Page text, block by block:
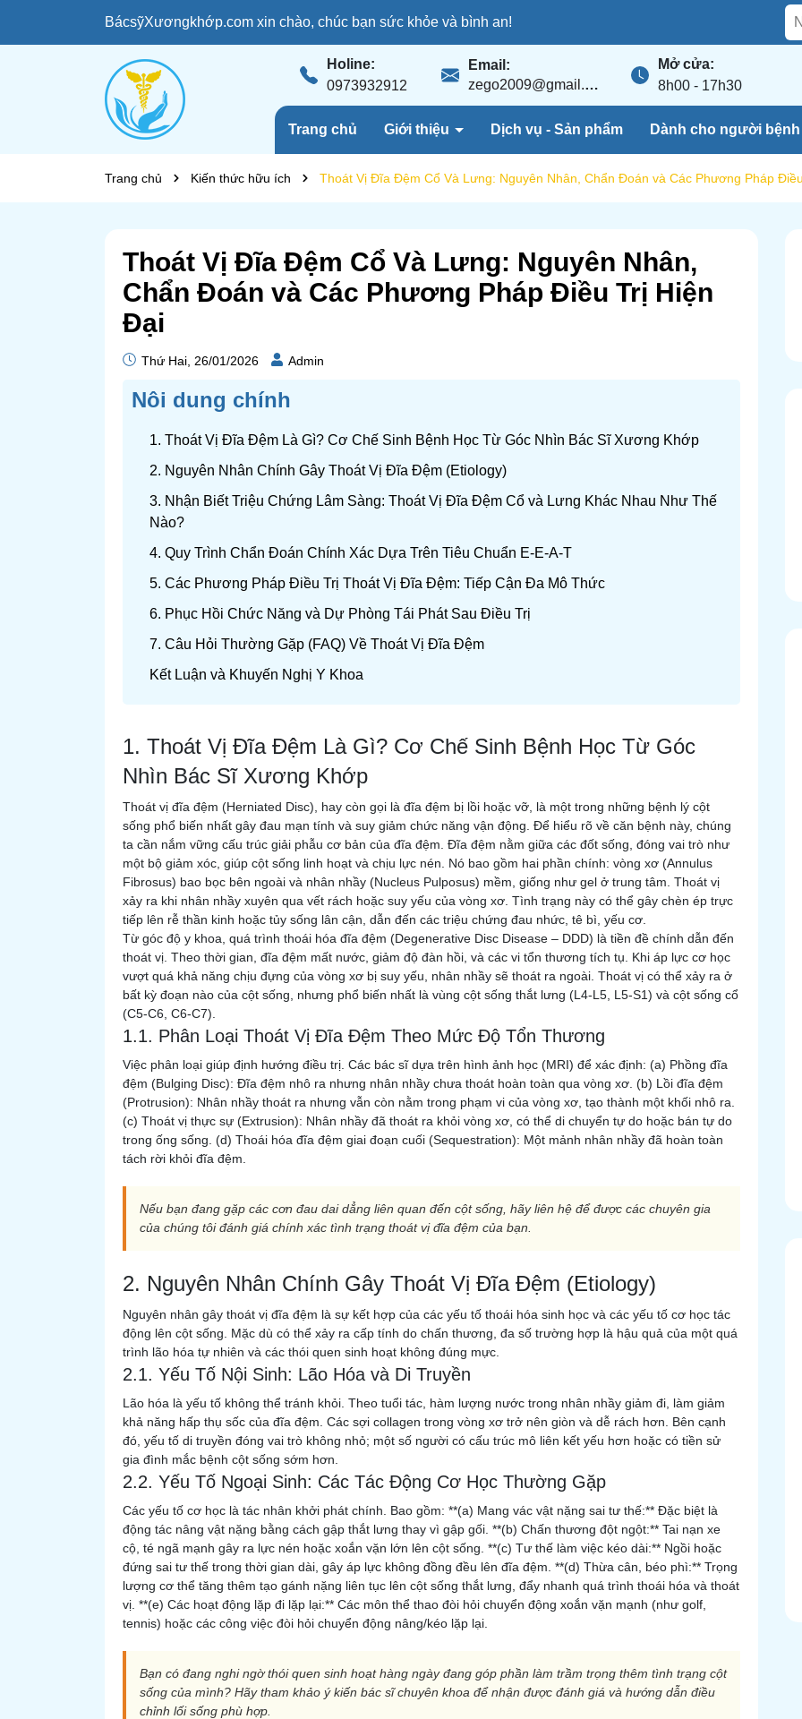
BácsỹXươngkhớp.com xin chào, chúc bạn sức khỏe và bình an!
Holine:
0973932912
Email:
zego2009@gmail.com
Mở cửa:
8h00 - 17h30
Trang chủ Giới thiệu Dịch vụ - Sản phẩm Dành cho người bệnh
Trang chủ Kiến thức hữu ích Thoát Vị Đĩa Đệm Cổ Và Lưng: Nguyên Nhân, Chẩn Đoán và Các Phương Pháp
Thoát Vị Đĩa Đệm Cổ Và Lưng: Nguyên Nhân,
Chẩn Đoán và Các Phương Pháp Điều Trị Hiện
Đại
Thứ Hai, 26/01/2026 Admin
Nôi dung chính
1. Thoát Vị Đĩa Đệm Là Gì? Cơ Chế Sinh Bệnh Học Từ Góc Nhìn Bác Sĩ Xương Khớp
2. Nguyên Nhân Chính Gây Thoát Vị Đĩa Đệm (Etiology)
3. Nhận Biết Triệu Chứng Lâm Sàng: Thoát Vị Đĩa Đệm Cổ và Lưng Khác Nhau Như Thế
Nào?
4. Quy Trình Chẩn Đoán Chính Xác Dựa Trên Tiêu Chuẩn E-E-A-T
5. Các Phương Pháp Điều Trị Thoát Vị Đĩa Đệm: Tiếp Cận Đa Mô Thức
6. Phục Hồi Chức Năng và Dự Phòng Tái Phát Sau Điều Trị
7. Câu Hỏi Thường Gặp (FAQ) Về Thoát Vị Đĩa Đệm
Kết Luận và Khuyến Nghị Y Khoa
1. Thoát Vị Đĩa Đệm Là Gì? Cơ Chế Sinh Bệnh Học Từ Góc
Nhìn Bác Sĩ Xương Khớp
Thoát vị đĩa đệm (Herniated Disc), hay còn gọi là đĩa đệm bị lồi hoặc vỡ, là một trong những bệnh lý cột
sống phổ biến nhất gây đau mạn tính và suy giảm chức năng vận động. Để hiểu rõ về căn bệnh này, chúng
ta cần nắm vững cấu trúc giải phẫu cơ bản của đĩa đệm. Đĩa đệm nằm giữa các đốt sống, đóng vai trò như
một bộ giảm xóc, giúp cột sống linh hoạt và chịu lực nén. Nó bao gồm hai phần chính: vòng xơ (Annulus
Fibrosus) bao bọc bên ngoài và nhân nhầy (Nucleus Pulposus) mềm, giống như gel ở trung tâm. Thoát vị
xảy ra khi nhân nhầy xuyên qua vết rách hoặc suy yếu của vòng xơ. Tình trạng này có thể gây chèn ép trực
tiếp lên rễ thần kinh hoặc tủy sống lân cận, dẫn đến các triệu chứng đau nhức, tê bì, yếu cơ.
Từ góc độ y khoa, quá trình thoái hóa đĩa đệm (Degenerative Disc Disease – DDD) là tiền đề chính dẫn đến
thoát vị. Theo thời gian, đĩa đệm mất nước, giảm độ đàn hồi, và các vi tổn thương tích tụ. Khi áp lực cơ học
vượt quá khả năng chịu đựng của vòng xơ bị suy yếu, nhân nhầy sẽ thoát ra ngoài. Thoát vị có thể xảy ra ở
bất kỳ đoạn nào của cột sống, nhưng phổ biến nhất là vùng cột sống thắt lưng (L4-L5, L5-S1) và cột sống cổ
(C5-C6, C6-C7).
1.1. Phân Loại Thoát Vị Đĩa Đệm Theo Mức Độ Tổn Thương
Việc phân loại giúp định hướng điều trị. Các bác sĩ dựa trên hình ảnh học (MRI) để xác định: (a) Phồng đĩa
đệm (Bulging Disc): Đĩa đệm nhô ra nhưng nhân nhầy chưa thoát hoàn toàn qua vòng xơ. (b) Lồi đĩa đệm
(Protrusion): Nhân nhầy thoát ra nhưng vẫn còn nằm trong phạm vi của vòng xơ, tạo thành một khối nhô ra.
(c) Thoát vị thực sự (Extrusion): Nhân nhầy đã thoát ra khỏi vòng xơ, có thể di chuyển tự do hoặc bán tự do
trong ống sống. (d) Thoái hóa đĩa đệm giai đoạn cuối (Sequestration): Một mảnh nhân nhầy đã hoàn toàn
tách rời khỏi đĩa đệm.
Nếu bạn đang gặp các cơn đau dai dẳng liên quan đến cột sống, hãy liên hệ để được các chuyên gia
của chúng tôi đánh giá chính xác tình trạng thoát vị đĩa đệm của bạn.
2. Nguyên Nhân Chính Gây Thoát Vị Đĩa Đệm (Etiology)
Nguyên nhân gây thoát vị đĩa đệm là sự kết hợp của các yếu tố thoái hóa sinh học và các yếu tố cơ học tác
động lên cột sống. Mặc dù có thể xảy ra cấp tính do chấn thương, đa số trường hợp là hậu quả của một quá
trình lão hóa tự nhiên và các thói quen sinh hoạt không đúng mực.
2.1. Yếu Tố Nội Sinh: Lão Hóa và Di Truyền
Lão hóa là yếu tố không thể tránh khỏi. Theo tuổi tác, hàm lượng nước trong nhân nhầy giảm đi, làm giảm
khả năng hấp thụ sốc của đĩa đệm. Các sợi collagen trong vòng xơ trở nên giòn và dễ rách hơn. Bên cạnh
đó, yếu tố di truyền đóng vai trò không nhỏ; một số người có cấu trúc mô liên kết yếu hơn hoặc có tiền sử
gia đình mắc bệnh cột sống sớm hơn.
2.2. Yếu Tố Ngoại Sinh: Các Tác Động Cơ Học Thường Gặp
Các yếu tố cơ học là tác nhân khởi phát chính. Bao gồm: **(a) Mang vác vật nặng sai tư thế:** Đặc biệt là
động tác nâng vật nặng bằng cách gập thắt lưng thay vì gập gối. **(b) Chấn thương đột ngột:** Tai nạn xe
cộ, té ngã mạnh gây ra lực nén hoặc xoắn vặn lớn lên cột sống. **(c) Tư thế làm việc kéo dài:** Ngồi hoặc
đứng sai tư thế trong thời gian dài, gây áp lực không đồng đều lên đĩa đệm. **(d) Thừa cân, béo phì:** Trọng
lượng cơ thể tăng thêm tạo gánh nặng liên tục lên cột sống thắt lưng, đẩy nhanh quá trình thoái hóa và thoát
vị. **(e) Các hoạt động lặp đi lặp lại:** Các môn thể thao đòi hỏi chuyển động xoắn vặn mạnh (như golf,
tennis) hoặc các công việc đòi hỏi chuyển động nâng/kéo lặp lại.
Bạn có đang nghi ngờ thói quen sinh hoạt hàng ngày đang góp phần làm trầm trọng thêm tình trạng cột
sống của mình? Hãy tham khảo ý kiến bác sĩ chuyên khoa để nhận được đánh giá và hướng dẫn điều
chỉnh lối sống phù hợp.